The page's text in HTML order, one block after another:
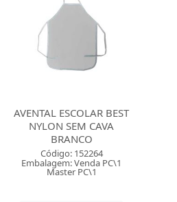
AVENTAL ESCOLAR BEST
NYLON SEM CAVA
BRANCO
Código: 152264
Embalagem: Venda PC\1
Master PC\1